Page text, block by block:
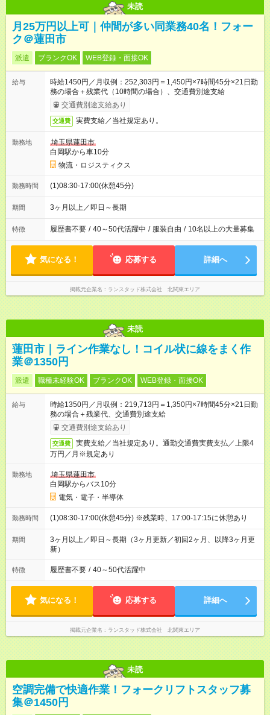
未読
月25万円以上可｜仲間が多い同業務40名！フォー
ク＠蓮田市
派遣 ブランクOK WEB登録・面接OK
給与
時給1450円／月収例：252,303円＝1,450円×7時間45分×21日勤
務の場合＋残業代（10時間の場合）、交通費別途支給
交通費別途支給あり
交通費 実費支給／当社規定あり。
勤務地
埼玉県蓮田市
白岡駅から車10分
物流・ロジスティクス
勤務時間 (1)08:30-17:00(休憩45分)
期間 3ヶ月以上／即日～長期
特徴 履歴書不要 / 40～50代活躍中 / 服装自由 / 10名以上の大量募集
気になる！ 応募する 詳細へ
掲載元企業名 ランスタッド株式会社 北関東エリア
未読
蓮田市｜ライン作業なし！コイル状に線をまく作
業＠1350円
派遣 職種未経験OK ブランクOK WEB登録・面接OK
給与
時給1350円／月収例：219,713円＝1,350円×7時間45分×21日勤
務の場合＋残業代、交通費別途支給
交通費別途支給あり
交通費
実費支給／当社規定あり。通勤交通費実費支払／上限4
万円／月※規定あり
勤務地
埼玉県蓮田市
白岡駅からバス10分
電気・電子・半導体
勤務時間 (1)08:30-17:00(休憩45分) ※残業時、17:00-17:15に休憩あり
期間
3ヶ月以上／即日～長期（3ヶ月更新／初回2ヶ月、以降3ヶ月更
新）
特徴 履歴書不要 / 40～50代活躍中
気になる！ 応募する 詳細へ
掲載元企業名 ランスタッド株式会社 北関東エリア
未読
空調完備で快適作業！フォークリフトスタッフ募
集＠1450円